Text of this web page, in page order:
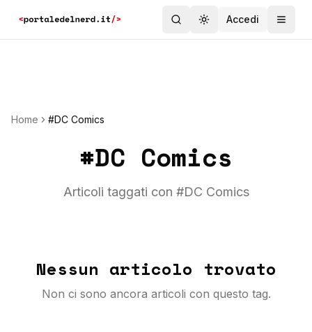
Toggle theme
Accedi
Home #DC Comics
#DC Comics
Articoli taggati con #DC Comics
Nessun articolo trovato
Non ci sono ancora articoli con questo tag.